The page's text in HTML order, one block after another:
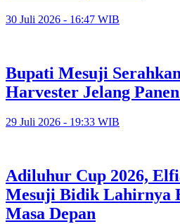
30 Juli 2026 - 16:47 WIB
Bupati Mesuji
Harvester Jelang
29 Juli 2026 - 19:33 WIB
Adiluhur Cup 2026,
Mesuji Bidik Lahirnya
Masa Depan